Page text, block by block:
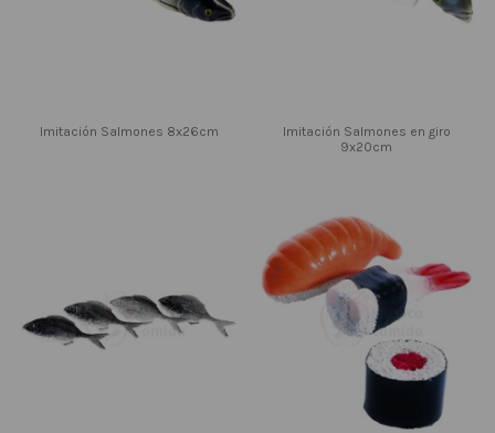
Imitación Salmones 8x26cm
Imitación Salmones en giro
9x20cm